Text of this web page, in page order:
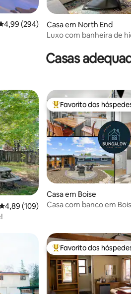
média de 4,99 em 5
4,99 (294)
Casa em North End
Luxo com banheira de
Park
Casas
média de 4,89 em 5
4,89 (109)
Favoritos dos
Favorito dos
Casa em Boise
Casa com banco em
Favoritos dos
Favorito dos